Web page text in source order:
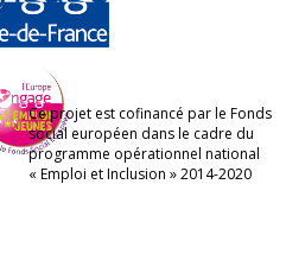
Ce projet est cofinancé par le Fonds
social européen dans le cadre du
programme opérationnel national
« Emploi et Inclusion » 2014-2020